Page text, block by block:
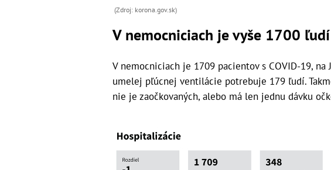
(Zdroj: korona.gov.sk)
V nemocniciach je vyše 1700 ľudí
V nemocniciach je 1709 pacientov s COVID-19, na
umelej pľúcnej ventilácie potrebuje 179 ľudí.
nie je zaočkovaných, alebo má len jednu dávku